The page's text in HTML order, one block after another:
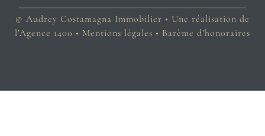
© Audrey Costamagna Immobilier • Une réalisation de
l’Agence 1400 • Mentions légales • Barème d’honoraires